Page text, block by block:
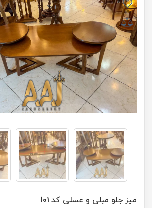
میز جلو مبلی و عسلی کد 101